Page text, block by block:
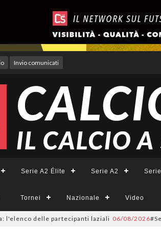
Invio comunicati
Serie A2 Élite Serie A2
Tornei Nazionale Video
delle partecipanti laziali 06/08/2026